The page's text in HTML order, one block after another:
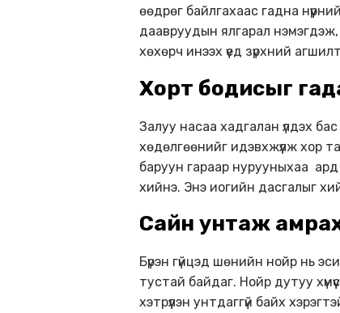
өөдрөг байлгахаас гадна
даавруудын ялгарал
хөхөрч инээх үед зүрхний
Хорт бодисыг
Залуу насаа хадгалан үлдэх
хөдөлгөөнийг идэвхжүүлж хор
баруун гараар нурууныхаа ард
хийнэ. Энэ иогийн дасгалыг
Сайн унтаж
Бүрэн гүйцэд шөнийн нойр нь
тустай байдаг. Нойр дутуу
хэтрүүлэн унтдаггүй байх